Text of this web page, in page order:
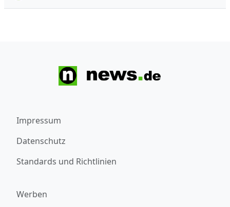
Impressum
Datenschutz
Standards und Richtlinien
Werben